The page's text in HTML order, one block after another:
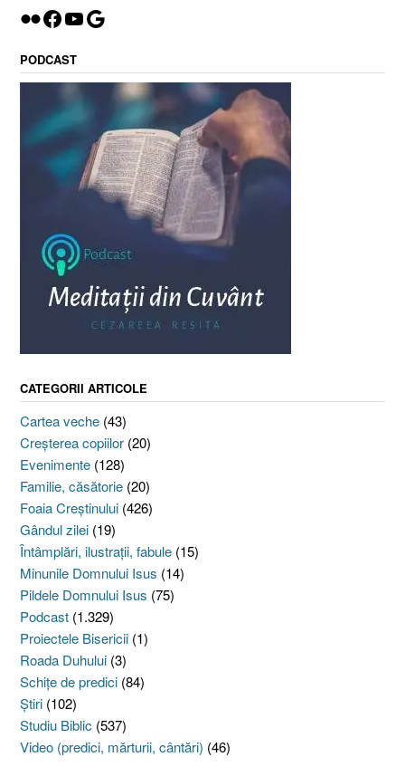
Flickr
Facebook
YouTube
Google
PODCAST
CATEGORII ARTICOLE
Cartea veche (43)
Creşterea copiilor (20)
Evenimente (128)
Familie, căsătorie (20)
Foaia Creştinului (426)
Gândul zilei (19)
Întâmplări, ilustraţii, fabule (15)
Minunile Domnului Isus (14)
Pildele Domnului Isus (75)
Podcast (1.329)
Proiectele Bisericii (1)
Roada Duhului (3)
Schiţe de predici (84)
Ştiri (102)
Studiu Biblic (537)
Video (predici, mărturii, cântări) (46)